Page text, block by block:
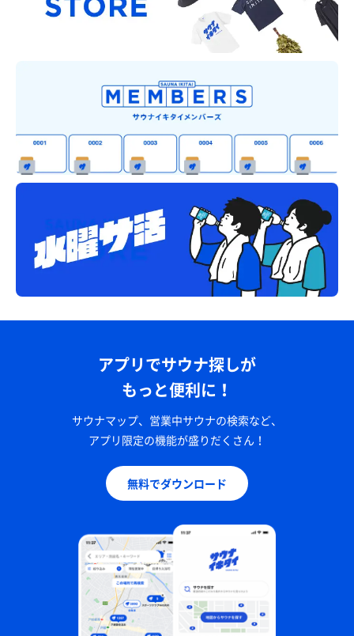
アプリでサウナ探しが
もっと便利に！
サウナマップ、営業中サウナの検索など、
アプリ限定の機能が盛りだくさん！
無料でダウンロード